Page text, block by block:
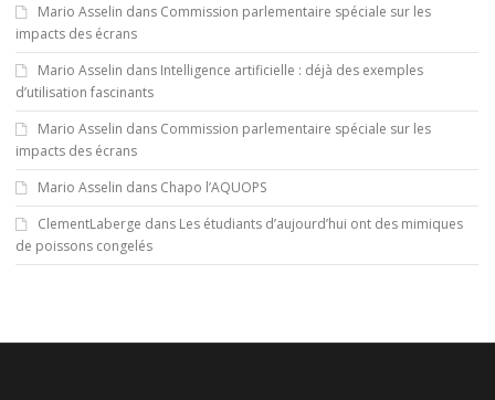
Mario Asselin dans Commission parlementaire spéciale sur les
impacts des écrans
Mario Asselin dans Intelligence artificielle : déjà des exemples
d’utilisation fascinants
Mario Asselin dans Commission parlementaire spéciale sur les
impacts des écrans
Mario Asselin dans Chapo l’AQUOPS
ClementLaberge dans Les étudiants d’aujourd’hui ont des mimiques
de poissons congelés